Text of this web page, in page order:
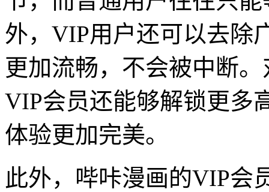
外，VIP用户还可以去除
更加流畅，不会被中断
VIP会员还能够解锁更多
体验更加完美。
此外，哔咔漫画的VIP会